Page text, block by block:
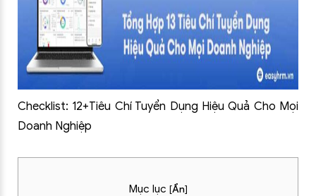
Checklist: 12+Tiêu Chí Tuyển Dụng Hiệu Quả Cho Mọi
Doanh Nghiệp
Mục lục [Ẩn]